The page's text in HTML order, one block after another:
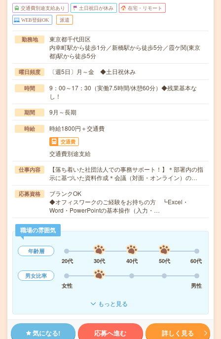
交通費別途支給あり 土日祝日が休み 在宅・リモート
WEB登録OK 派遣
勤務地
東京都千代田区
内幸町駅から徒歩1分／新橋駅から徒歩5分／霞ケ関(東京
都)駅から徒歩5分
曜日頻度 〔週5日〕月～金 ◆土日祝休み
時間
9：00～17：30（実働7.5時間/休憩60分）◆残業基本な
し！
期間 9月～長期
時給 時給1800円＋交通費
交通費
交通費別途支給
仕事内容
【落ち着いた社団法人での事務サポート！】＊部署内の指
示に基づいた資料作成＊会議（対面・オンライン）の…
応募資格
ブランクOK
◆オフィスワークのご経験をお持ちの方 ┗Excel・
Word・PowerPointの基本操作（入力・…
職場の雰囲気
年齢層
20代
30代 40代 50代
60代
男女比率
女性
男性
もっと見る
気になる! 応募へ進む 詳しく見る